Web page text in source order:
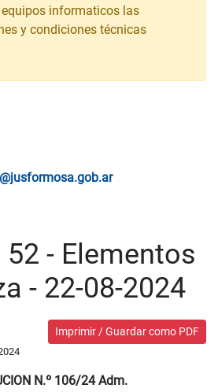
equipos informaticos las
y condiciones técnicas
- Elementos
- 22-08-2024
Imprimir / Guardar como PDF
N.º 106/24 Adm.